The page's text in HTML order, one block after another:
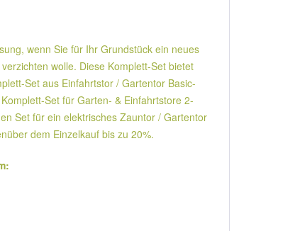
wenn Sie für Ihr Grundstück ein neues
wolle. Diese Komplett-Set bietet
Set aus Einfahrtstor / Gartentor Basic-
Set für Garten- & Einfahrtstore 2-
Set für ein elektrisches Zauntor / Gartentor
dem Einzelkauf bis zu 20%.